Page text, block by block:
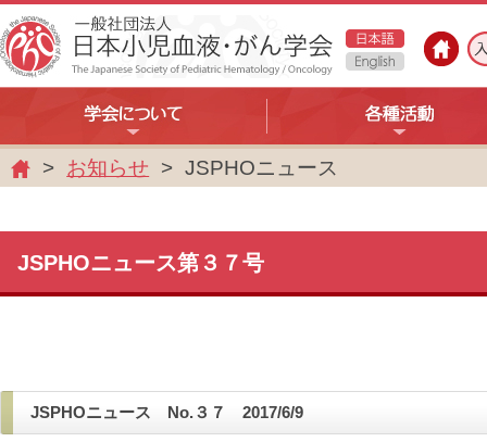
ホ
お知らせ JSPHOニュース
JSPHOニュース第３７号
JSPHOニュース No.３７ 2017/6/9